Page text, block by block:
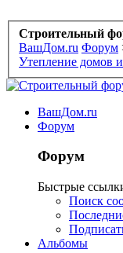
Строительный
ВашДом.ru Форум
Утепление домов
ВашДом.ru
Форум
Форум
Быстрые
Поиск
Альбомы